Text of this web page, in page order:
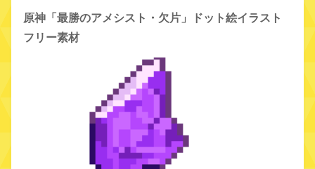
原神「最勝のアメシスト・欠片」ドット絵イラスト
フリー素材